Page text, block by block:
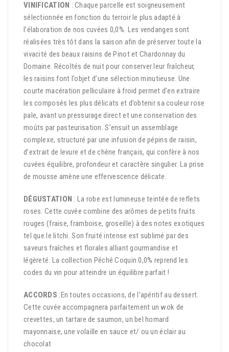
VINIFICATION : Chaque parcelle est soigneusement
sélectionnée en fonction du terroir le plus adapté à
l’élaboration de nos cuvées 0,0%. Les vendanges sont
réalisées très tôt dans la saison afin de préserver toute la
vivacité des beaux raisins de Pinot et Chardonnay du
Domaine. Récoltés de nuit pour conserver leur fraîcheur,
les raisins font l’objet d’une sélection minutieuse. Une
courte macération pelliculaire à froid permet d’en extraire
les composés les plus délicats et d’obtenir sa couleur rose
pale, avant un pressurage direct et une conservation des
moûts par pasteurisation. S’ensuit un assemblage
complexe, structuré par une infusion de pépins de raisin,
d’extrait de levure et de chêne français, qui confère à nos
cuvées équilibre, profondeur et caractère singulier. La prise
de mousse amène une effervescence délicate.
DÉGUSTATION : La robe est lumineuse teintée de reflets
roses. Cette cuvée combine des arômes de petits fruits
rouges (fraise, framboise, groseille) à des notes exotiques
tel que le litchi. Son fruité intense est sublimé par des
saveurs fraîches et florales alliant gourmandise et
légèreté. La collection Péché Coquin 0,0% reprend les
codes du vin pour atteindre un équilibre parfait !
ACCORDS :En toutes occasions, de l’apéritif au dessert.
Cette cuvée accompagnera parfaitement un wok de
crevettes, un tartare de saumon, un bel homard
mayonnaise, une volaille en sauce et/ ou un éclair au
chocolat